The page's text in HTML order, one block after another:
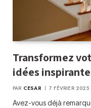
Transformez
idées
PAR CESAR 7 FÉVRIER 2025
Avez-vous déjà